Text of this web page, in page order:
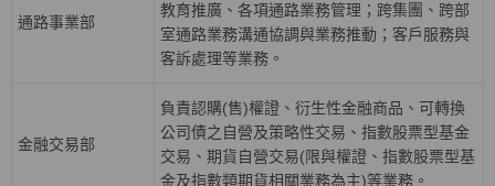
通路事業部
教育推廣、各項通路業務管理；跨集團、跨部
室通路業務溝通協調與業務推動；客戶服務與
客訴處理等業務。
金融交易部
負責認購(售)權證、衍生性金融商品、可轉換
公司債之自營及策略性交易、指數股票型基金
交易、期貨自營交易(限與權證、指數股票型基
金及指數類期貨相關業務為主)等業務。